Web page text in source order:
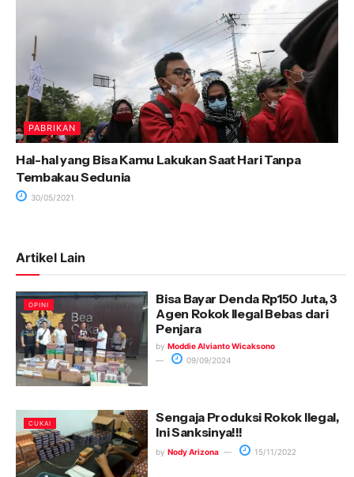
PABRIKAN
Hal-hal yang Bisa Kamu Lakukan Saat Hari Tanpa
Tembakau Sedunia
30/05/2021
Artikel Lain
OPINI
Bisa Bayar Denda Rp150 Juta, 3
Agen Rokok Ilegal Bebas dari
Penjara
by Moddie Alvianto Wicaksono
09/09/2024
CUKAI
Sengaja Produksi Rokok Ilegal,
Ini Sanksinya!!!
by Nody Arizona 15/11/2022